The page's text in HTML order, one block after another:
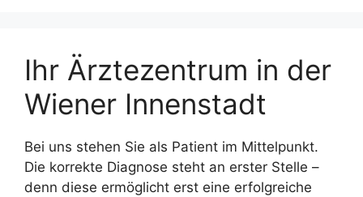
Ihr Ärztezentrum in der
Wiener Innenstadt
Bei uns stehen Sie als Patient im Mittelpunkt.
Die korrekte Diagnose steht an erster Stelle –
denn diese ermöglicht erst eine erfolgreiche